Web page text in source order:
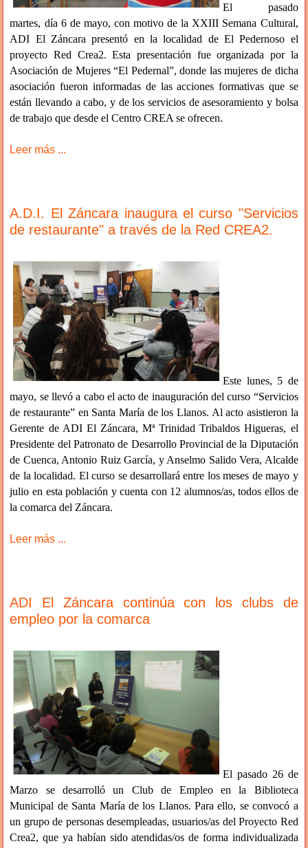
El pasado
martes, día 6 de mayo, con motivo de la XXIII Semana Cultural,
ADI El Záncara presentó en la localidad de El Pedernoso el
proyecto Red Crea2. Esta presentación fue organizada por la
Asociación de Mujeres “El Pedernal”, donde las mujeres de dicha
asociación fueron informadas de las acciones formativas que se
están llevando a cabo, y de los servicios de asesoramiento y bolsa
de trabajo que desde el Centro CREA se ofrecen.
Leer más ...
A.D.I. El Záncara inaugura el curso "Servicios
de restaurante" a través de la Red CREA2.
Este lunes, 5 de
mayo, se llevó a cabo el acto de inauguración del curso “Servicios
de restaurante” en Santa María de los Llanos. Al acto asistieron la
Gerente de ADI El Záncara, Mª Trinidad Tribaldos Higueras, el
Presidente del Patronato de Desarrollo Provincial de la Diputación
de Cuenca, Antonio Ruiz García, y Anselmo Salido Vera, Alcalde
de la localidad. El curso se desarrollará entre los meses de mayo y
julio en esta población y cuenta con 12 alumnos/as, todos ellos de
la comarca del Záncara.
Leer más ...
ADI El Záncara continúa con los clubs de
empleo por la comarca
El pasado 26 de
Marzo se desarrolló un Club de Empleo en la Biblioteca
Municipal de Santa María de los Llanos. Para ello, se convocó a
un grupo de personas desempleadas, usuarios/as del Proyecto Red
Crea2, que ya habían sido atendidas/os de forma individualizada